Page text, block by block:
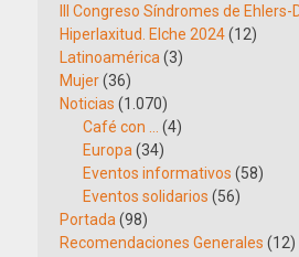
III Congreso Síndromes de Ehlers-
Hiperlaxitud. Elche 2024(12)
Latinoamérica (3)
Mujer(36)
Noticias (1.070)
Café con …
(4)
Europa (34)
Eventos informativos (58)
Eventos solidarios (56)
Portada (98)
Recomendaciones Generales (12)